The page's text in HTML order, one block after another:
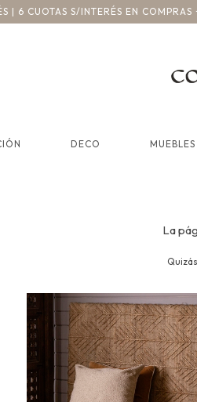
| 6 CUOTAS S/INTERÉS EN
DECO MUEBLES
La